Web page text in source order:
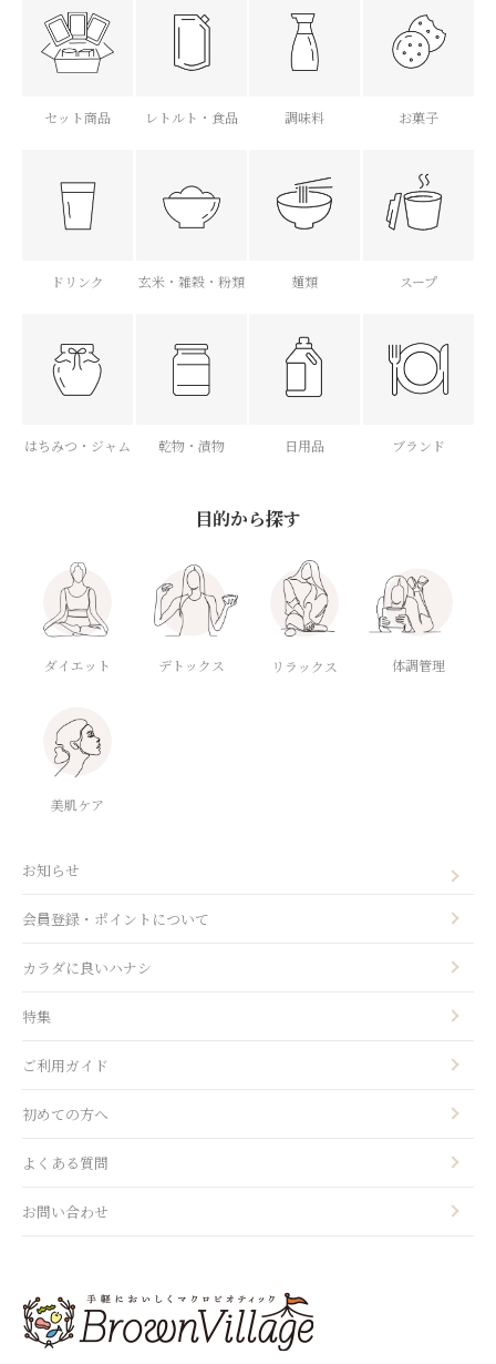
セット商品 レトルト・食品 調味料 お菓子
ドリンク 玄米・雑穀・粉類 麺類 スープ
はちみつ・ジャム 乾物・漬物 日用品 ブランド
目的から探す
ダイエット デトックス リラックス 体調管理
美肌ケア
お知らせ
会員登録・ポイントについて
カラダに良いハナシ
特集
ご利用ガイド
初めての方へ
よくある質問
お問い合わせ